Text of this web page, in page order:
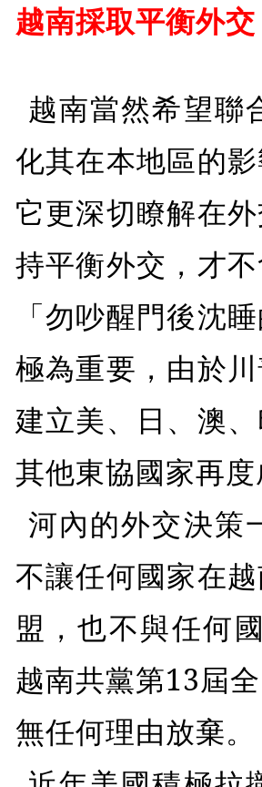
越南採取平衡外交
越南當然希望聯
化其在本地區的
它更深切瞭解在
持平衡外交，才
「勿吵醒門後沈
極為重要，由於
建立美、日、澳
其他東協國家再
河內的外交決策
不讓任何國家在
盟，也不與任何
越南共黨第13屆
無任何理由放棄。